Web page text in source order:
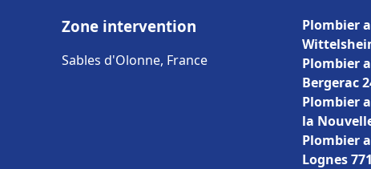
Zone intervention
Sables d'Olonne, France
Plombier
Plombier
Bergerac
Plombier
la
Plombier
Lognes